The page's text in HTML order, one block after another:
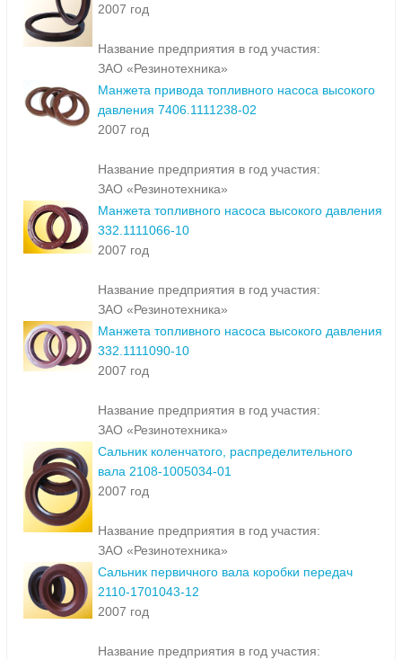
2007 год
Название предприятия в год участия:
ЗАО «Резинотехника»
Манжета привода топливного насоса высокого
давления 7406.1111238-02
2007 год
Название предприятия в год участия:
ЗАО «Резинотехника»
Манжета топливного насоса высокого давления
332.1111066-10
2007 год
Название предприятия в год участия:
ЗАО «Резинотехника»
Манжета топливного насоса высокого давления
332.1111090-10
2007 год
Название предприятия в год участия:
ЗАО «Резинотехника»
Сальник коленчатого, распределительного
вала 2108-1005034-01
2007 год
Название предприятия в год участия:
ЗАО «Резинотехника»
Сальник первичного вала коробки передач
2110-1701043-12
2007 год
Название предприятия в год участия: